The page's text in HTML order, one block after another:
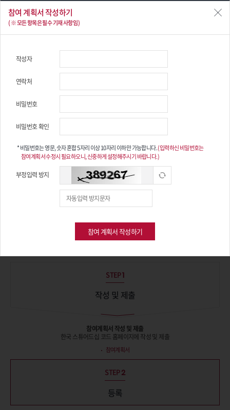
참여 현황
스튜어드십 코드 참여 예정 기관투자자
한국ESG기준원은 참여 계획서를 작성해 제출한 기관투자자 등을 ‘코드
참여예정자’로 별도 기재함으로써기관투자자 등이 코드 참여를 준비하는 기간
동안 해당 사실을 활용할 수 있도록 지원합니다.
확인하고자 하는 기관투자자명을 클릭할 경우, 해당 기관투자자 등이 제출한
스튜어드십 코드 참여 계획서를 확인할 수 있습니다.
기관투자자 등의 목록을수탁사 선정 등 사업목적에 참고할 수 있습니다.
STEP1
작성 및 제출
참여계획서 작성 및 제출
한국 스튜어드십 코드 홈페이지에 작성 및 제출
참여계획서
STEP2
등록
참여 계획서 작성하기
( ※ 모든 항목은 필수 기재 사항임 )
작성자
연락처
비밀번호
비밀번호 확인
* 비밀번호는 영문, 숫자 혼합 5자리 이상 10자리 이하만 가능합니다.(입력하신 비밀번호는
참여계획서 수정시 필요하오니, 신중하게 설정해주시기 바랍니다.)
부정입력 방지
참여 계획서 작성하기